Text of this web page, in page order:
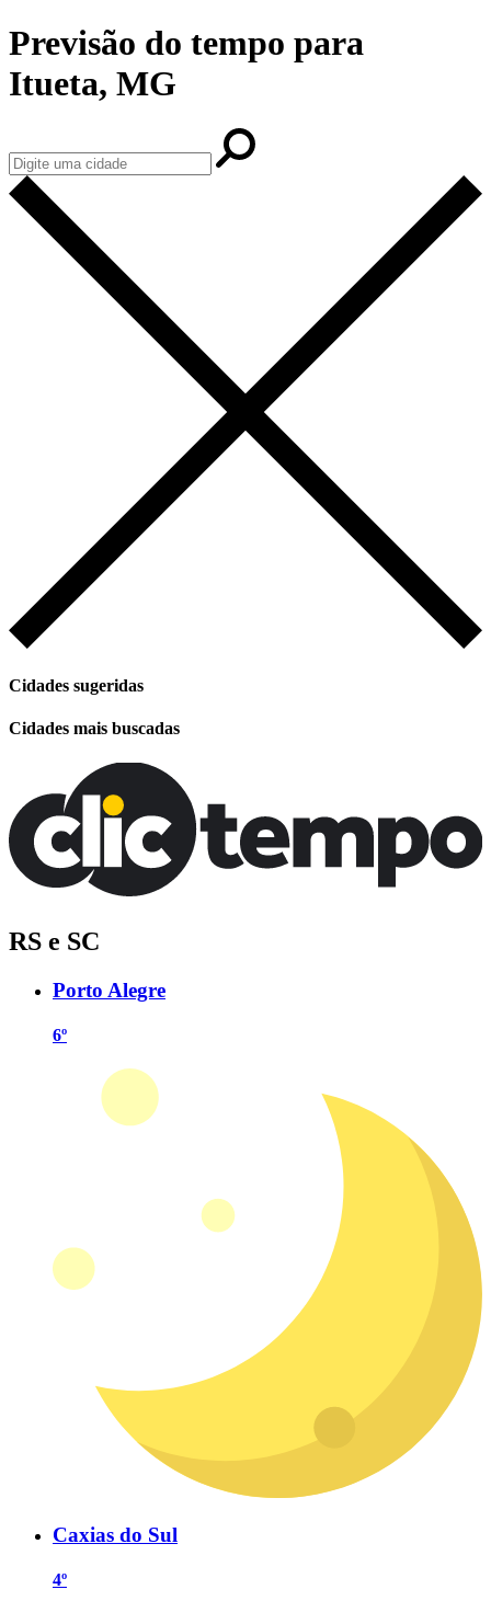
Previsão do tempo para
Itueta, MG
Cidades sugeridas
Cidades mais buscadas
RS e SC
Porto Alegre
6º
Caxias do Sul
4º